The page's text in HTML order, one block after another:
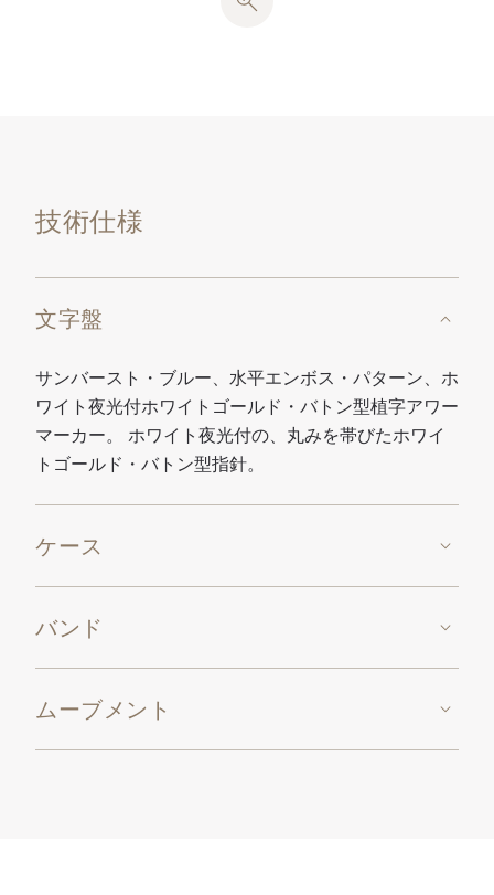
技術仕様
文字盤
サンバースト・ブルー、水平エンボス・パターン、ホ
ワイト夜光付ホワイトゴールド・バトン型植字アワー
マーカー。 ホワイト夜光付の、丸みを帯びたホワイ
トゴールド・バトン型指針。
ケース
バンド
ムーブメント